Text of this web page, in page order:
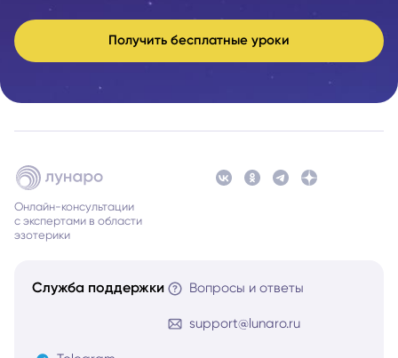
Получить бесплатные уроки
Онлайн-консультации
с экспертами в области
эзотерики
Служба поддержки Вопросы и ответы
support@lunaro.ru